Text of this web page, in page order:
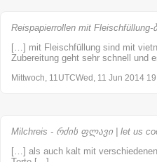
Reispapierrollen mit
[…] mit Fleischfüllung sind mit
Zubereitung geht sehr schnell und
Mittwoch, 11UTCWed, 11 Jun 2014
Milchreis - რძის ფლავი | let us
[…] als auch kalt mit